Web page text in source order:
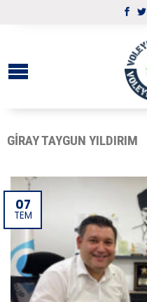
GIRAY TAYGUN YILDIRIM
07
TEM